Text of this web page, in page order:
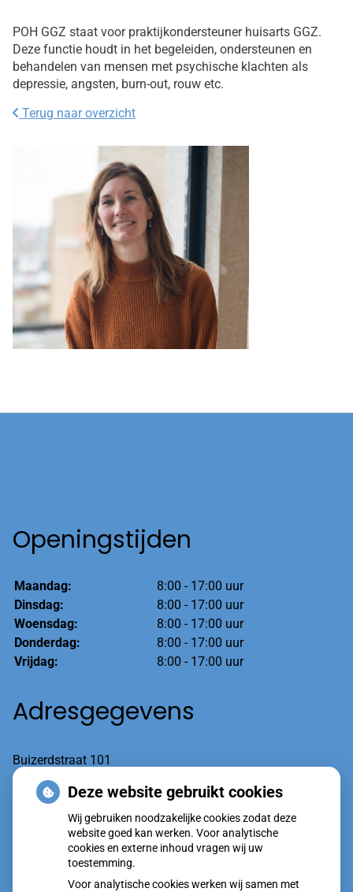
POH GGZ staat voor praktijkondersteuner huisarts GGZ.
Deze functie houdt in het begeleiden, ondersteunen en
behandelen van mensen met psychische klachten als
depressie, angsten, burn-out, rouw etc.
Terug naar overzicht
Openingstijden
Maandag:
8:00 - 17:00 uur
Dinsdag:
8:00 - 17:00 uur
Woensdag:
8:00 - 17:00 uur
Donderdag:
8:00 - 17:00 uur
Vrijdag:
8:00 - 17:00 uur
Adresgegevens
Buizerdstraat 101
6601 AT Wijchen
(spoed optie1) 024-7600020
Deze website gebruikt cookies
Wij gebruiken noodzakelijke cookies zodat deze
website goed kan werken. Voor analytische
cookies en externe inhoud vragen wij uw
toestemming.
Voor analytische cookies werken wij samen met